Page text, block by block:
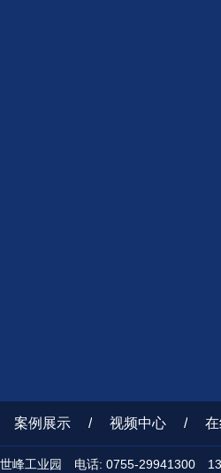
案例展示 / 视频中心 /
世峰工业园 电话: 0755-29941300